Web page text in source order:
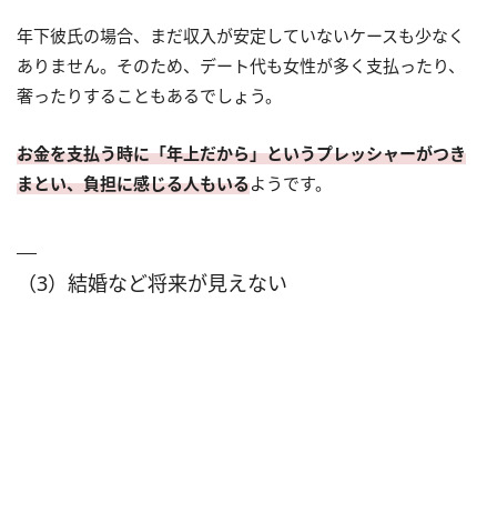
年下彼氏の場合、まだ収入が安定していないケースも少なく
ありません。そのため、デート代も女性が多く支払ったり、
奢ったりすることもあるでしょう。
お金を支払う時に「年上だから」というプレッシャーがつき
まとい、負担に感じる人もいるようです。
（3）結婚など将来が見えない